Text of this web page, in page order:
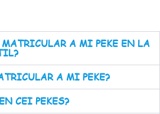
A MI PEKE EN LA
A MI PEKE?
CEI PEKES?